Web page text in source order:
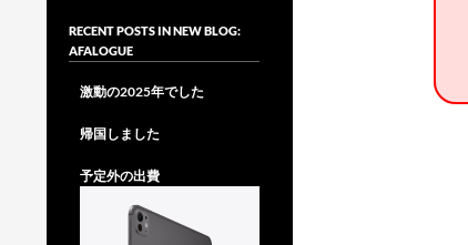
RECENT POSTS IN NEW BLOG:
AFALOGUE
激動の2025年でした
帰国しました
予定外の出費